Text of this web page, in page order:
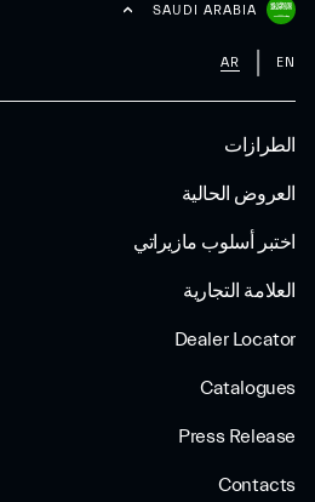
الطرازات
العروض الحالية
اختبر أسلوب مازیراتي
العلامة التجارية
Dealer Locator
Catalogues
Press Release
Contacts
SAUDI ARABIA
EN
AR